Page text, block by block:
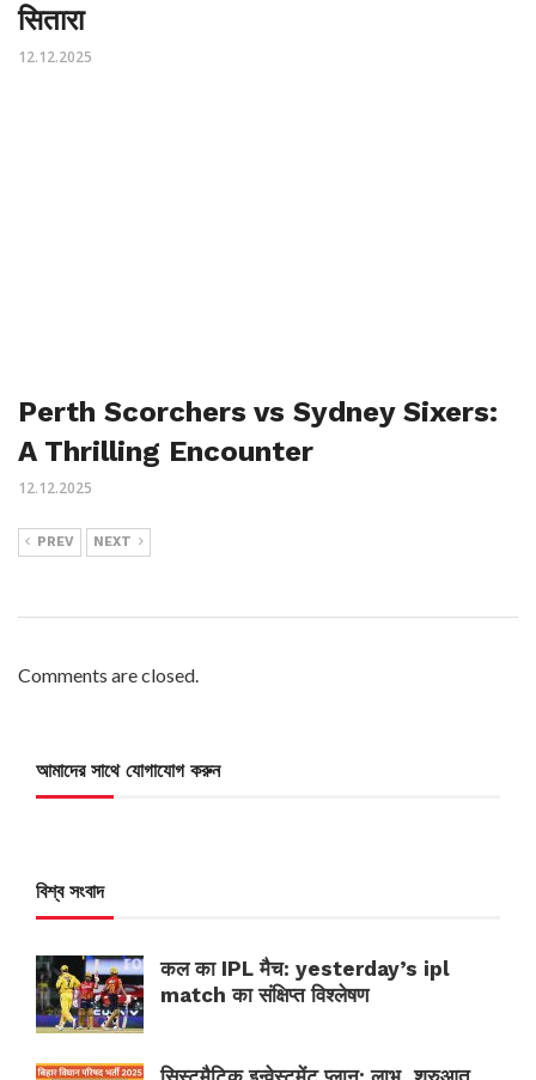
सितारा
12.12.2025
Perth Scorchers vs Sydney Sixers:
A Thrilling Encounter
12.12.2025
PREV NEXT
Comments are closed.
আমাদের সাথে যোগাযোগ করুন
বিশ্ব সংবাদ
कल का IPL मैच: yesterday’s ipl
match का संक्षिप्त विश्लेषण